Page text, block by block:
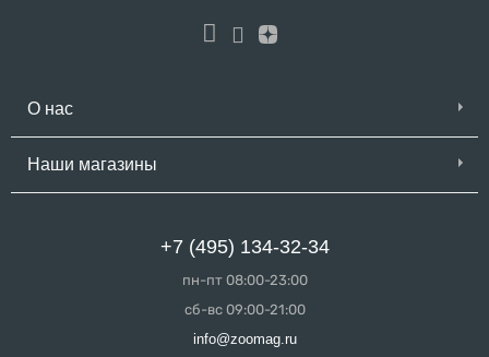
О нас
Наши магазины
+7 (495) 134-32-34
пн-пт 08:00-23:00
сб-вс 09:00-21:00
info@zoomag.ru